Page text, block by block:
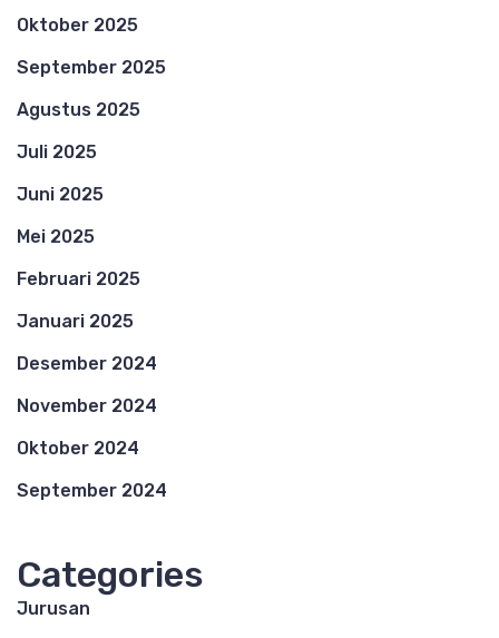
Oktober 2025
September 2025
Agustus 2025
Juli 2025
Juni 2025
Mei 2025
Februari 2025
Januari 2025
Desember 2024
November 2024
Oktober 2024
September 2024
Categories
Jurusan